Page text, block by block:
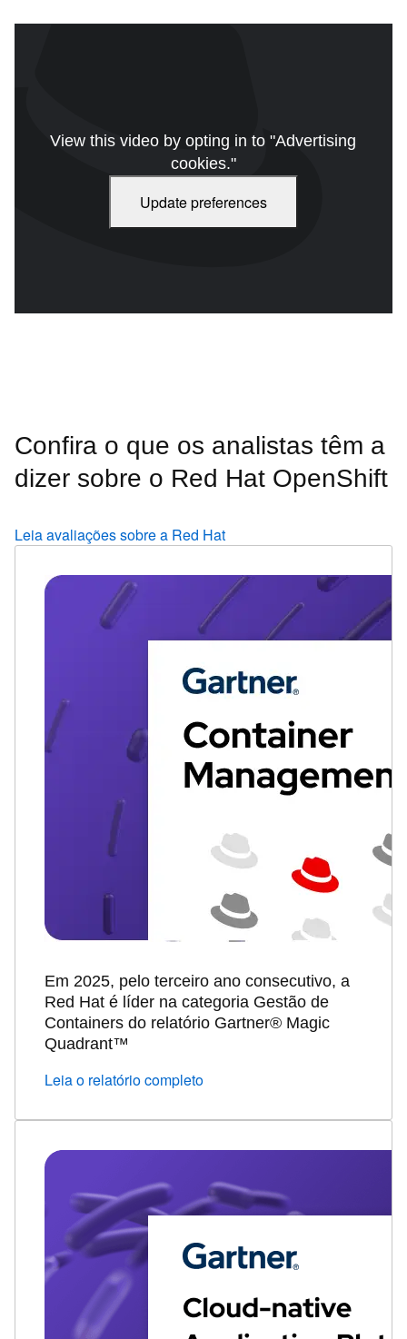
View this video by opting in to "Advertising
cookies."
Update preferences
Confira o que os analistas têm a
dizer sobre o Red Hat OpenShift
Leia avaliações sobre a Red Hat
Em 2025, pelo terceiro ano consecutivo, a
Red Hat é líder na categoria Gestão de
Containers do relatório Gartner® Magic
Quadrant™
Leia o relatório completo